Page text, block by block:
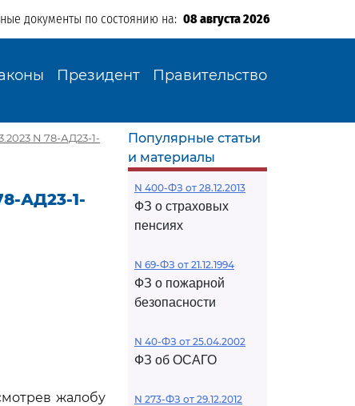
документы по состоянию на: 08 августа 2026
Президент Правительство
N 78-АД23-1-
АД23-1-
жалобу
Популярные статьи
и материалы
N 400-ФЗ от 28.12.2013
ФЗ о страховых
пенсиях
N 69-ФЗ от 21.12.1994
ФЗ о пожарной
безопасности
N 40-ФЗ от 25.04.2002
ФЗ об ОСАГО
N 273-ФЗ от 29.12.2012